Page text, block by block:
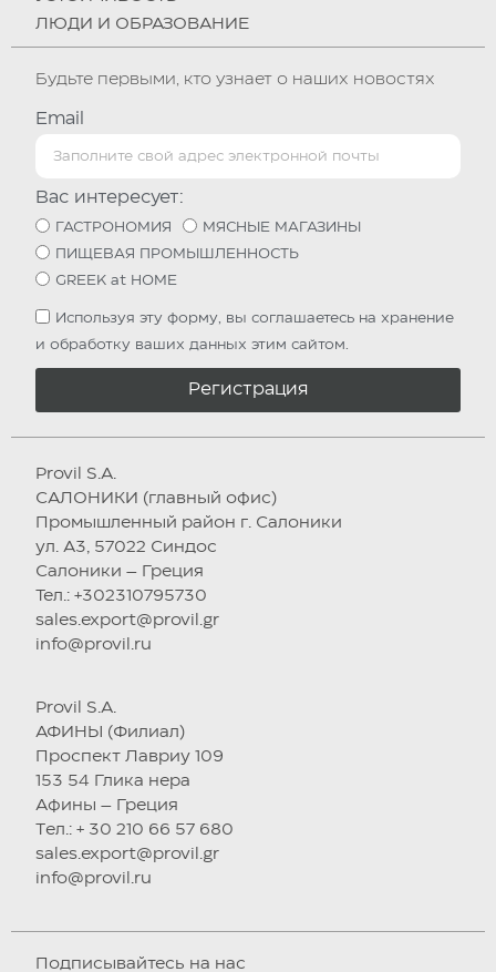
ЛЮДИ И ОБРАЗОВАНИЕ
Будьте первыми, кто узнает о наших новостях
Email
Вас интересует:
ГАСТРОНОМИЯ
МЯСНЫЕ МАГАЗИНЫ
ПИЩЕВАЯ ПРОМЫШЛЕННОСТЬ
GREEK at HOME
Используя эту форму, вы соглашаетесь на хранение
и обработку ваших данных этим сайтом.
Регистрация
Provil S.A.
САЛОНИКИ (главный офис)
Промышленный район г. Салоники
ул. А3, 57022 Синдос
Салоники – Греция
Тел.: +302310795730
sales.export@provil.gr
info@provil.ru
Provil S.A.
АФИНЫ (Филиал)
Проспект Лавриу 109
153 54 Глика нера
Афины – Греция
Tел.: + 30 210 66 57 680
sales.export@provil.gr
info@provil.ru
Подписывайтесь на нас